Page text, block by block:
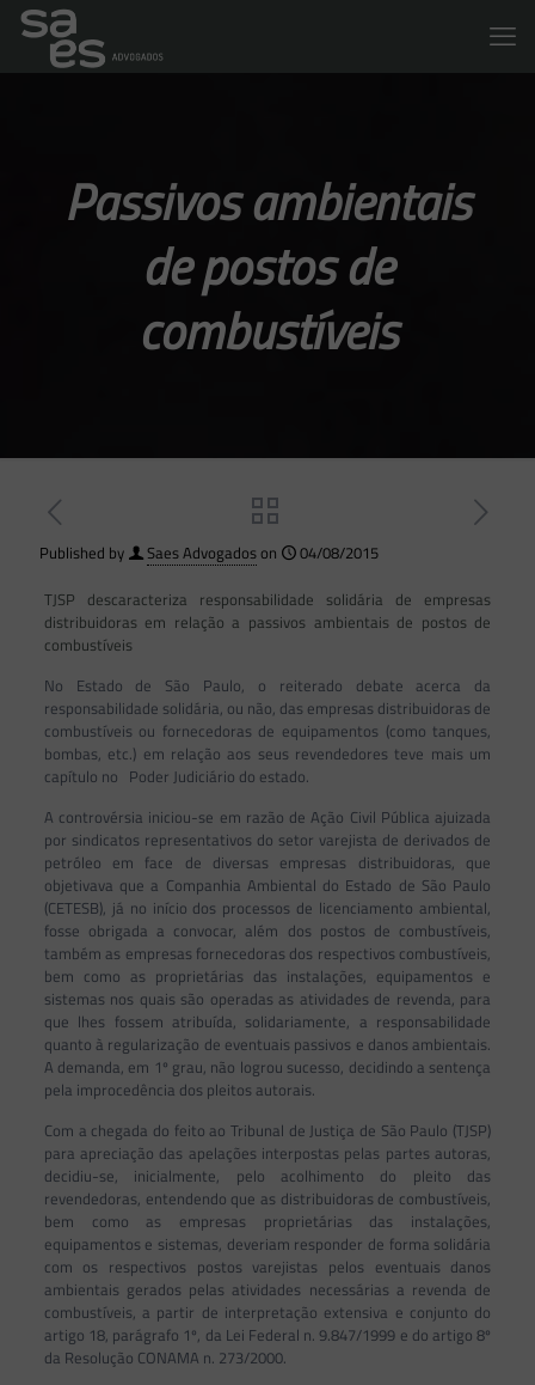
Passivos ambientais
de postos de
combustíveis
Published by Saes Advogadoson
04/08/2015
TJSP descaracteriza responsabilidade solidária de empresas
distribuidoras em relação a passivos ambientais de postos de
combustíveis
No Estado de São Paulo, o reiterado debate acerca da
responsabilidade solidária, ou não, das empresas distribuidoras de
combustíveis ou fornecedoras de equipamentos (como tanques,
bombas, etc.) em relação aos seus revendedores teve mais um
capítulo no Poder Judiciário do estado.
A controvérsia iniciou-se em razão de Ação Civil Pública ajuizada
por sindicatos representativos do setor varejista de derivados de
petróleo em face de diversas empresas distribuidoras, que
objetivava que a Companhia Ambiental do Estado de São Paulo
(CETESB), já no início dos processos de licenciamento ambiental,
fosse obrigada a convocar, além dos postos de combustíveis,
também as empresas fornecedoras dos respectivos combustíveis,
bem como as proprietárias das instalações, equipamentos e
sistemas nos quais são operadas as atividades de revenda, para
que lhes fossem atribuída, solidariamente, a responsabilidade
quanto à regularização de eventuais passivos e danos ambientais.
A demanda, em 1º grau, não logrou sucesso, decidindo a sentença
pela improcedência dos pleitos autorais.
Com a chegada do feito ao Tribunal de Justiça de São Paulo (TJSP)
para apreciação das apelações interpostas pelas partes autoras,
decidiu-se, inicialmente, pelo acolhimento do pleito das
revendedoras, entendendo que as distribuidoras de combustíveis,
bem como as empresas proprietárias das instalações,
equipamentos e sistemas, deveriam responder de forma solidária
com os respectivos postos varejistas pelos eventuais danos
ambientais gerados pelas atividades necessárias a revenda de
combustíveis, a partir de interpretação extensiva e conjunto do
artigo 18, parágrafo 1º, da Lei Federal n. 9.847/1999 e do artigo 8º
da Resolução CONAMA n. 273/2000.